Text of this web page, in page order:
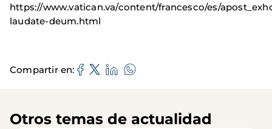
https://www.vatican.va/content/francesco/es/
laudate-deum.html
Compartir en
Otros temas de actualidad